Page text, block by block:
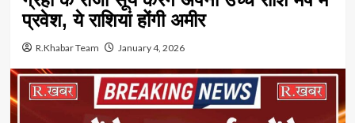
प्रवेश, ये राशियां होंगी अमीर
R.Khabar Team January 4, 2026